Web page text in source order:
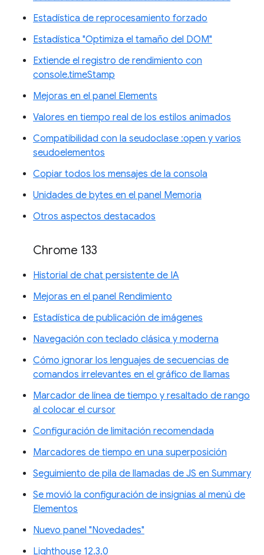
Estadística de reprocesamiento forzado
Estadística "Optimiza el tamaño del DOM"
Extiende el registro de rendimiento con
console.timeStamp
Mejoras en el panel Elements
Valores en tiempo real de los estilos animados
Compatibilidad con la seudoclase :open y varios
seudoelementos
Copiar todos los mensajes de la consola
Unidades de bytes en el panel Memoria
Otros aspectos destacados
Chrome 133
Historial de chat persistente de IA
Mejoras en el panel Rendimiento
Estadística de publicación de imágenes
Navegación con teclado clásica y moderna
Cómo ignorar los lenguajes de secuencias de
comandos irrelevantes en el gráfico de llamas
Marcador de línea de tiempo y resaltado de rango
al colocar el cursor
Configuración de limitación recomendada
Marcadores de tiempo en una superposición
Seguimiento de pila de llamadas de JS en Summary
Se movió la configuración de insignias al menú de
Elementos
Nuevo panel "Novedades"
Lighthouse 12.3.0